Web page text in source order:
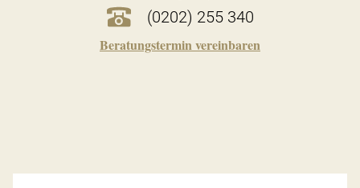
(0202) 255 340
Beratungstermin vereinbaren